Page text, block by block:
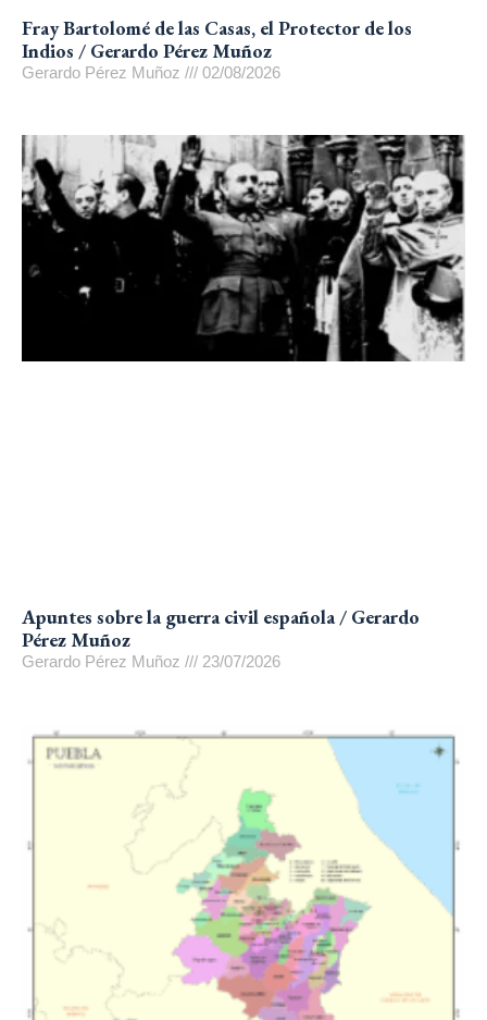
Fray Bartolomé de las Casas, el Protector de los
Indios / Gerardo Pérez Muñoz
Gerardo Pérez Muñoz 02/08/2026
Apuntes sobre la guerra civil española / Gerardo
Pérez Muñoz
Gerardo Pérez Muñoz 23/07/2026